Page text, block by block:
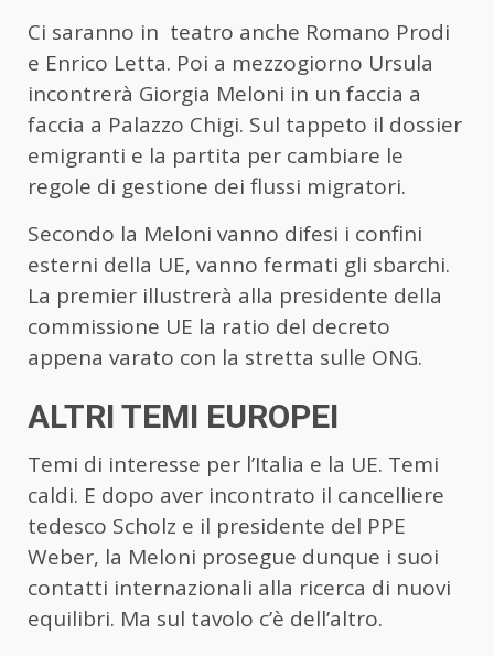
Ci saranno in teatro anche Romano Prodi
e Enrico Letta. Poi a mezzogiorno Ursula
incontrerà Giorgia Meloni in un faccia a
faccia a Palazzo Chigi. Sul tappeto il dossier
emigranti e la partita per cambiare le
regole di gestione dei flussi migratori.
Secondo la Meloni vanno difesi i confini
esterni della UE, vanno fermati gli sbarchi.
La premier illustrerà alla presidente della
commissione UE la ratio del decreto
appena varato con la stretta sulle ONG.
ALTRI TEMI EUROPEI
Temi di interesse per l’Italia e la UE. Temi
caldi. E dopo aver incontrato il cancelliere
tedesco Scholz e il presidente del PPE
Weber, la Meloni prosegue dunque i suoi
contatti internazionali alla ricerca di nuovi
equilibri. Ma sul tavolo c’è dell’altro.